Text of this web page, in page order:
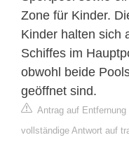
Zone für Kinder.
Kinder halten sich
Schiffes im
obwohl beide
geöffnet sind.
Antrag auf Entfernung
vollständige Antwort auf